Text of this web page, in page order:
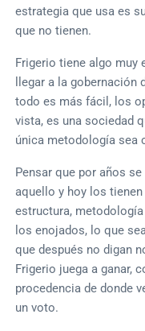
estrategia que usa es
que no tienen.
Frigerio tiene algo muy
llegar a la
todo es más fácil, los
vista, es una sociedad
única metodología sea
Pensar que por años
aquello y hoy los
estructura,
los enojados, lo que
que después no digan
Frigerio juega a ganar,
procedencia de donde
un voto.